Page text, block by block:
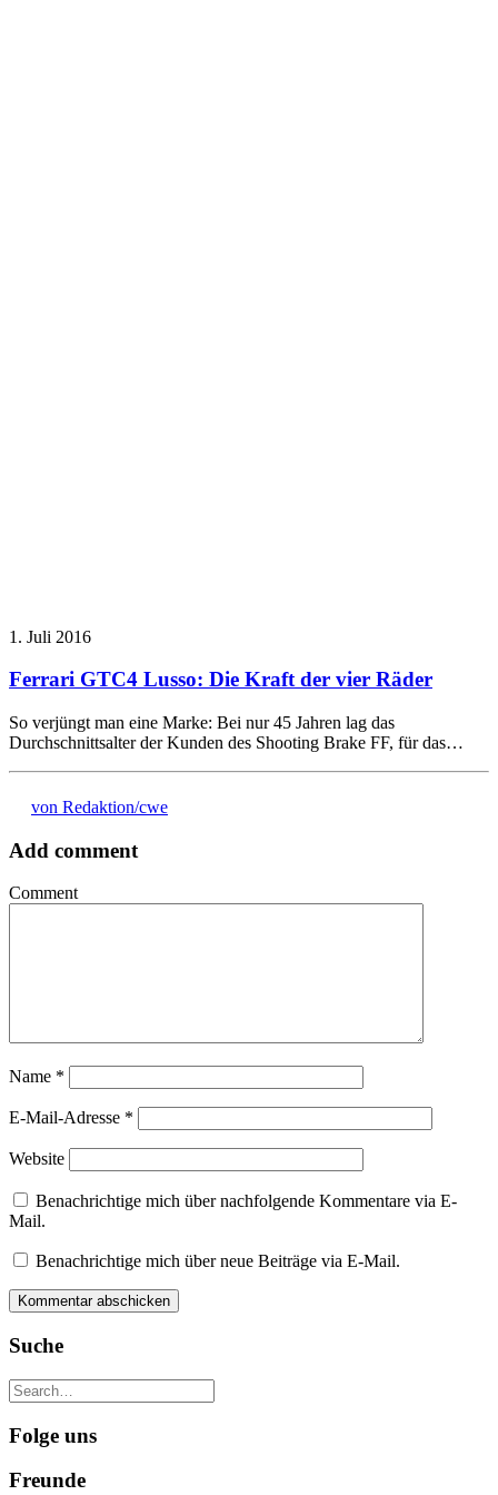
1. Juli 2016
Ferrari GTC4 Lusso: Die Kraft der vier Räder
So verjüngt man eine Marke: Bei nur 45 Jahren lag das
Durchschnittsalter der Kunden des Shooting Brake FF, für das…
von Redaktion/cwe
Add comment
Comment
Name *
E-Mail-Adresse *
Website
Benachrichtige mich über nachfolgende Kommentare via E-
Mail.
Benachrichtige mich über neue Beiträge via E-Mail.
Suche
Folge uns
Freunde